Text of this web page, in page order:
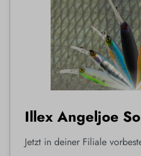
Illex Angeljoe
Jetzt in deiner Filiale